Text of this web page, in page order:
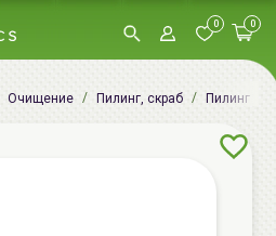
0 0
Очищение Пилинг, скраб Пилинг